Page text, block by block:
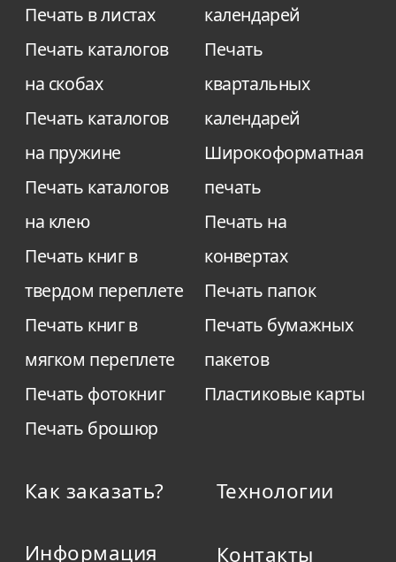
Печать в листах
Печать каталогов
на скобах
Печать каталогов
на пружине
Печать каталогов
на клею
Печать книг в
твердом переплете
Печать книг в
мягком переплете
Печать фотокниг
Печать брошюр
календарей
Печать
квартальных
календарей
Широкоформатная
печать
Печать на
конвертах
Печать папок
Печать бумажных
пакетов
Пластиковые карты
Как заказать?
Информация
Технологии
Контакты